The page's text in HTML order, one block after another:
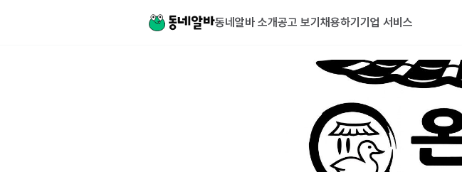
동네알바 소개공고 보기 채용하기 기업 서비스